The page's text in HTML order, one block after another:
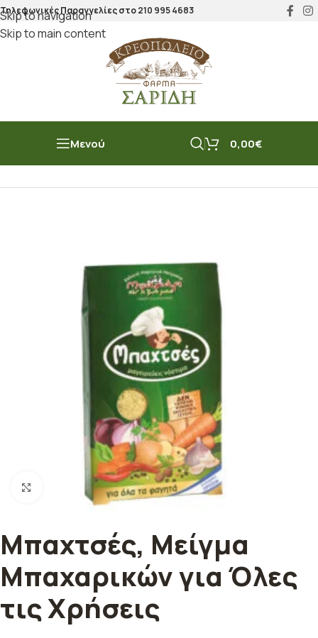
Skip to navigation
Skip to main content
Τηλεφωνικές Παραγγελίες στο210 995 4683
Μενού 0,00€
Κλικ για μεγέθυνση
Μπαχτσές, Μείγμα
Μπαχαρικών για Όλες
τις Χρήσεις